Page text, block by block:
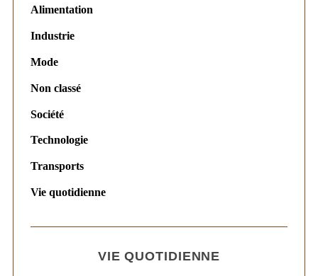
Alimentation
Industrie
Mode
Non classé
Société
Technologie
Transports
Vie quotidienne
VIE QUOTIDIENNE